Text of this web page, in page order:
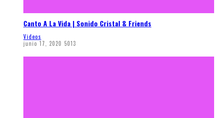
Canto A La Vida | Sonido Cristal & Friends
Videos
junio 17, 2020 5013